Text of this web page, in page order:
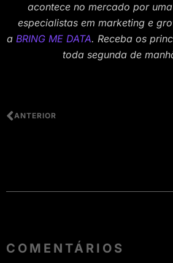
acontece no mercado por
especialistas em marketing e
a BRING ME DATA. Receba os
toda segunda de
ANTERIOR
COMENTÁRIOS